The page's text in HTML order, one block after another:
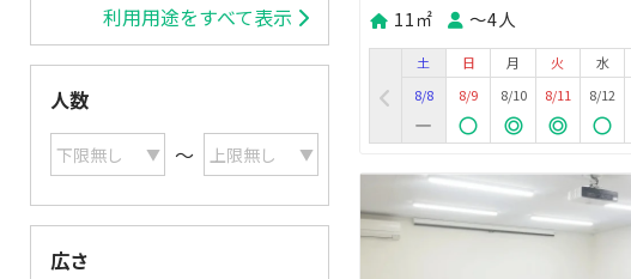
利用用途をすべて表示
人数
〜
広さ
11㎡
〜4人
土
8/8
日
8/9
月
8/10
火
8/11
水
8/12